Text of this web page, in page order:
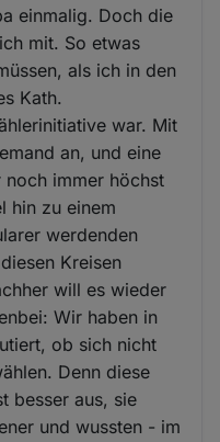
einmalig. Doch die
mit. So etwas
als ich in den
Kath.
war. Mit
an, und eine
immer höchst
hin zu einem
werdenden
Kreisen
will es wieder
Wir haben in
ob sich nicht
Denn diese
besser aus, sie
und wussten - im